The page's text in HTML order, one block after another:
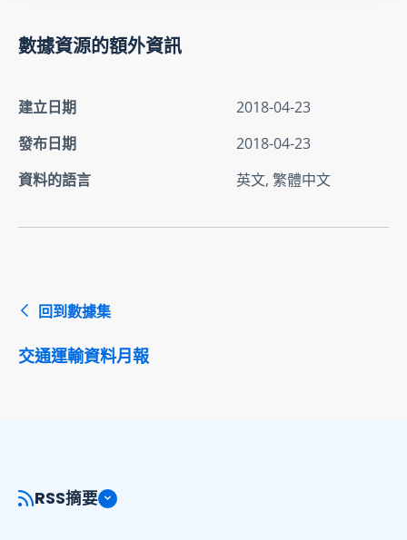
數據資源的額外資訊
建立日期
2018-04-23
發布日期
2018-04-23
資料的語言
英文, 繁體中文
回到數據集
交通運輸資料月報
RSS摘要